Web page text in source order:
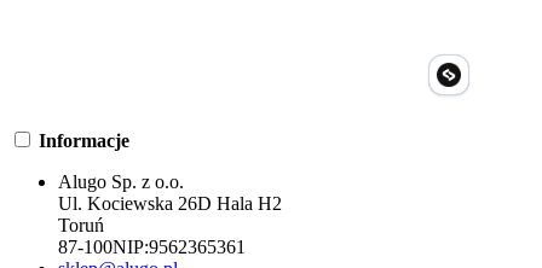
Informacje
Alugo Sp. z o.o.
Ul. Kociewska 26D Hala H2
Toruń
87-100NIP:9562365361